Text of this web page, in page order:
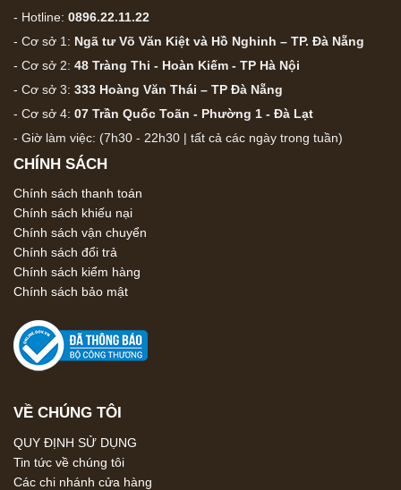
- Hotline: 0896.22.11.22
- Cơ sở 1: Ngã tư Võ Văn Kiệt và Hồ Nghinh – TP. Đà Nẵng
- Cơ sở 2: 48 Tràng Thi - Hoàn Kiếm - TP Hà Nội
- Cơ sở 3: 333 Hoàng Văn Thái – TP Đà Nẵng
- Cơ sở 4: 07 Trần Quốc Toãn - Phường 1 - Đà Lạt
- Giờ làm việc: (7h30 - 22h30 | tất cả các ngày trong tuần)
CHÍNH SÁCH
Chính sách thanh toán
Chính sách khiếu nại
Chính sách vận chuyển
Chính sách đổi trả
Chính sách kiểm hàng
Chính sách bảo mật
VỀ CHÚNG TÔI
QUY ĐỊNH SỬ DỤNG
Tin tức về chúng tôi
Các chi nhánh cửa hàng